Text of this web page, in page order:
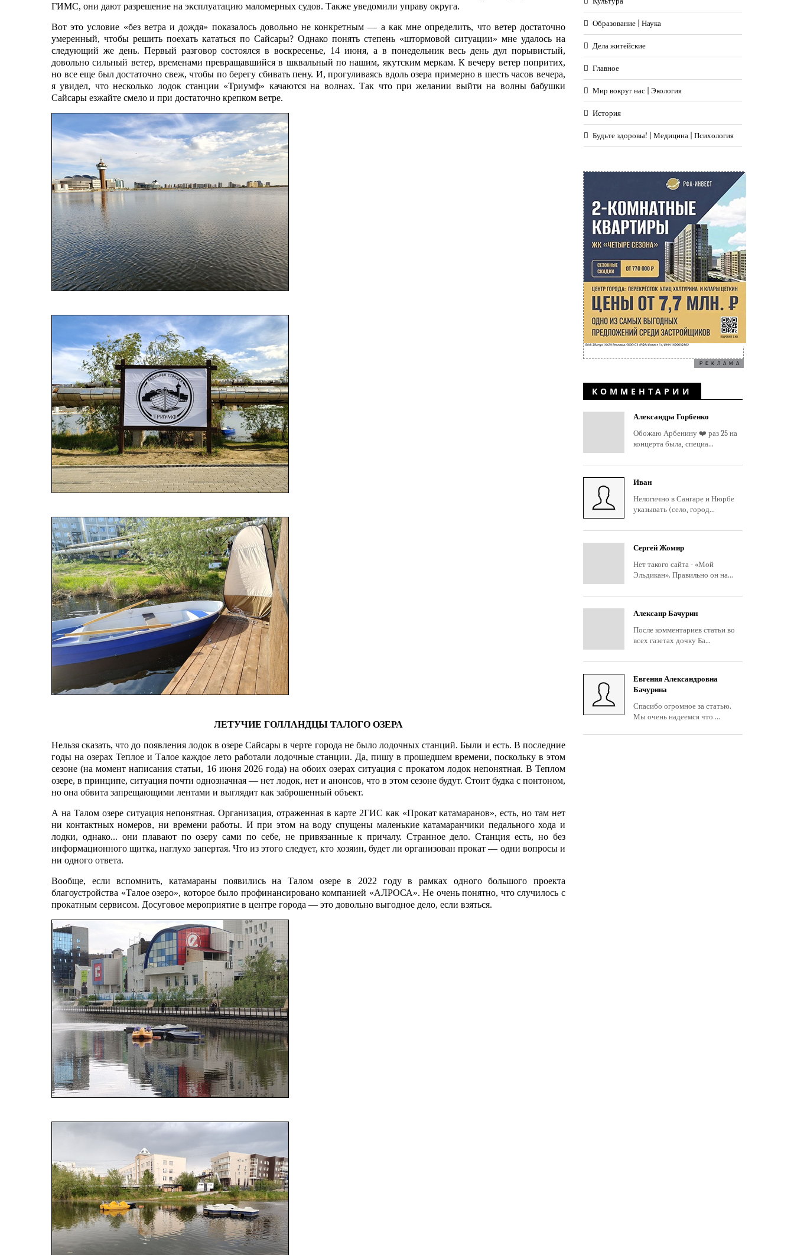
ГИМС, они дают разрешение на эксплуатацию маломерных судов. Также уведомили управу округа.
Вот это условие «без ветра и дождя» показалось довольно не конкретным — а как мне определить, что ветер достаточно
умеренный, чтобы решить поехать кататься по Сайсары? Однако понять степень «штормовой ситуации» мне удалось на
следующий же день. Первый разговор состоялся в воскресенье, 14 июня, а в понедельник весь день дул порывистый,
довольно сильный ветер, временами превращавшийся в шквальный по нашим, якутским меркам. К вечеру ветер попритих,
но все еще был достаточно свеж, чтобы по берегу сбивать пену. И, прогуливаясь вдоль озера примерно в шесть часов вечера,
я увидел, что несколько лодок станции «Триумф» качаются на волнах. Так что при желании выйти на волны бабушки
Сайсары езжайте смело и при достаточно крепком ветре.
ЛЕТУЧИЕ ГОЛЛАНДЦЫ ТАЛОГО ОЗЕРА
Нельзя сказать, что до появления лодок в озере Сайсары в черте города не было лодочных станций. Были и есть. В последние
годы на озерах Теплое и Талое каждое лето работали лодочные станции. Да, пишу в прошедшем времени, поскольку в этом
сезоне (на момент написания статьи, 16 июня 2026 года) на обоих озерах ситуация с прокатом лодок непонятная. В Теплом
озере, в принципе, ситуация почти однозначная — нет лодок, нет и анонсов, что в этом сезоне будут. Стоит будка с понтоном,
но она обвита запрещающими лентами и выглядит как заброшенный объект.
А на Талом озере ситуация непонятная. Организация, отраженная в карте 2ГИС как «Прокат катамаранов», есть, но там нет
ни контактных номеров, ни времени работы. И при этом на воду спущены маленькие катамаранчики педального хода и
лодки, однако... они плавают по озеру сами по себе, не привязанные к причалу. Странное дело. Станция есть, но без
информационного щитка, наглухо запертая. Что из этого следует, кто хозяин, будет ли организован прокат — одни вопросы и
ни одного ответа.
Вообще, если вспомнить, катамараны появи­лись на Талом озере в 2022 году в рамках одного большого проекта
благоустройства «Талое озеро», которое было профинансировано компанией «АЛРОСА». Не очень понятно, что случилось с
прокатным сервисом. Досуговое мероприятие в центре города — это довольно выгодное дело, если взяться.
Образование | Наука
Дела житейские
Главное
Мир вокруг нас | Экология
История
Будьте здоровы! | Медицина | Психология
РЕКЛАМА
КОММЕНТАРИИ
Александра Горбенко
Обожаю Арбенину ❤️ раз 25 на
концерта была, специа...
Иван
Нелогично в Сангаре и Нюрбе
указывать (село, город...
Сергей Жомир
Нет такого сайта - «Мой
Эльдикан». Правильно он на...
Алексанр Бачурин
После комментариев статьи во
всех газетах дочку Ба...
Евгения Александровна
Бачурина
Спасибо огромное за статью.
Мы очень надеемся что ...